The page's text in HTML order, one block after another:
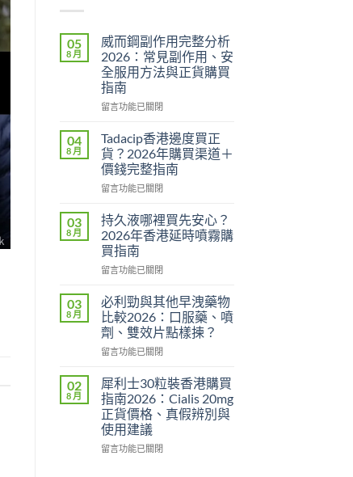
05
8 月
威而鋼副作用完整分析
2026：常見副作用、安
全服用方法與正貨購買
指南
在
而
鋼
副
作
用
整
分
析
2026：
常
副
作
用、
安
全
用
方
法
與
正
貨
留言功能已關閉
04
8 月
Tadacip香港邊度買正
貨？2026年購買渠道＋
價錢完整指南
在
香
港
邊
度
買
貨？
2026
年
購
買
道
＋
價
錢
完
整
留言功能已關閉
03
8 月
持久液哪裡買先安心？
2026年香港延時噴霧購
買指南
在
久
液
哪
裡
買
安
心？
2026
年
香
港
留言功能已關閉
03
8 月
必利勁與其他早洩藥物
比較2026：口服藥、噴
劑、雙效片點樣揀？
在
利
勁
與
其
他
早
留言功能已關閉
02
8 月
犀利士30粒裝香港購買
指南2026：Cialis 20mg
正貨價格、真假辨別與
使用建議
在
留言功能已關閉